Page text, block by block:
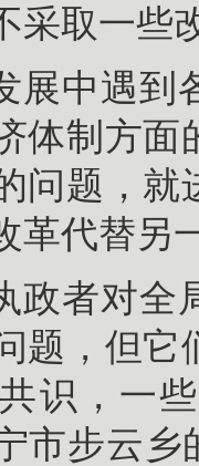
采取一些
展中遇到
体制方
问题，
革代替另
政者对全
题，但它
识，一
市步云乡